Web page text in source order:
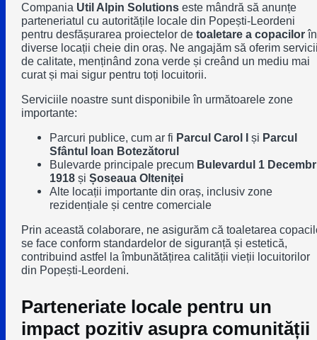
Compania Util Alpin Solutionseste mândră să anunțe
parteneriatul cu autoritățile locale din Popești-Leordeni
pentru desfășurarea proiectelor de toaletare a copacilorîn
diverse locații cheie din oraș. Ne angajăm să oferim
de calitate, menținând zona verde și creând un mediu mai
curat și mai sigur pentru toți locuitorii.
Serviciile noastre sunt disponibile în următoarele zone
importante:
Parcuri publice, cum ar fi Parcul Carol Iși Parcul
Sfântul Ioan Botezătorul
Bulevarde principale precum Bulevardul 1
1918și Șoseaua Olteniței
Alte locații importante din oraș, inclusiv zone
rezidențiale și centre comerciale
Prin această colaborare, ne asigurăm că toaletarea
se face conform standardelor de siguranță și estetică,
contribuind astfel la îmbunătățirea calității vieții locuitorilor
din Popești-Leordeni.
Parteneriate locale pentru un
impact pozitiv asupra comunității